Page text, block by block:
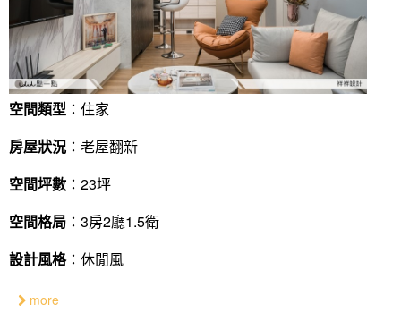
空間類型 ：住家
房屋狀況 ：老屋翻新
空間坪數 ：23坪
空間格局 ：3房2廳1.5衛
設計風格：休閒風
more